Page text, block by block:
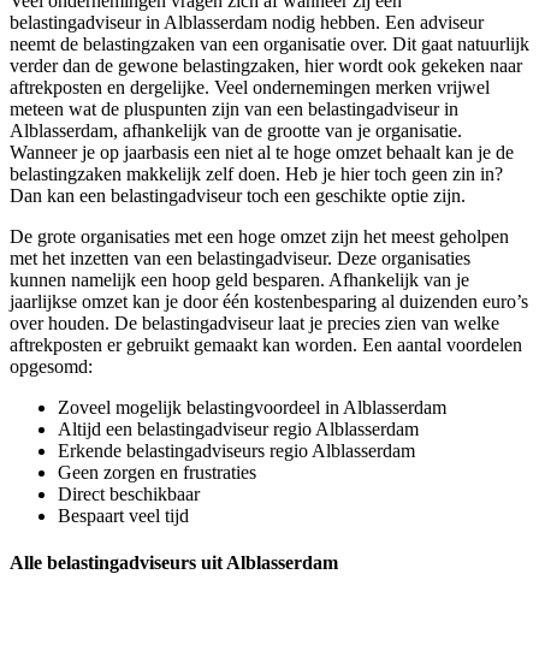
belastingadviseur in Alblasserdam nodig hebben. Een adviseur
neemt de belastingzaken van een organisatie over. Dit gaat natuurlijk
verder dan de gewone belastingzaken, hier wordt ook gekeken naar
aftrekposten en dergelijke. Veel ondernemingen merken vrijwel
meteen wat de pluspunten zijn van een belastingadviseur in
Alblasserdam, afhankelijk van de grootte van je organisatie.
Wanneer je op jaarbasis een niet al te hoge omzet behaalt kan je de
belastingzaken makkelijk zelf doen. Heb je hier toch geen zin in?
Dan kan een belastingadviseur toch een geschikte optie zijn.
De grote organisaties met een hoge omzet zijn het meest geholpen
met het inzetten van een belastingadviseur. Deze organisaties
kunnen namelijk een hoop geld besparen. Afhankelijk van je
jaarlijkse omzet kan je door één kostenbesparing al duizenden euro’s
over houden. De belastingadviseur laat je precies zien van welke
aftrekposten er gebruikt gemaakt kan worden. Een aantal voordelen
opgesomd:
Zoveel mogelijk belastingvoordeel in Alblasserdam
Altijd een belastingadviseur regio Alblasserdam
Erkende belastingadviseurs regio Alblasserdam
Geen zorgen en frustraties
Direct beschikbaar
Bespaart veel tijd
Alle belastingadviseurs uit Alblasserdam